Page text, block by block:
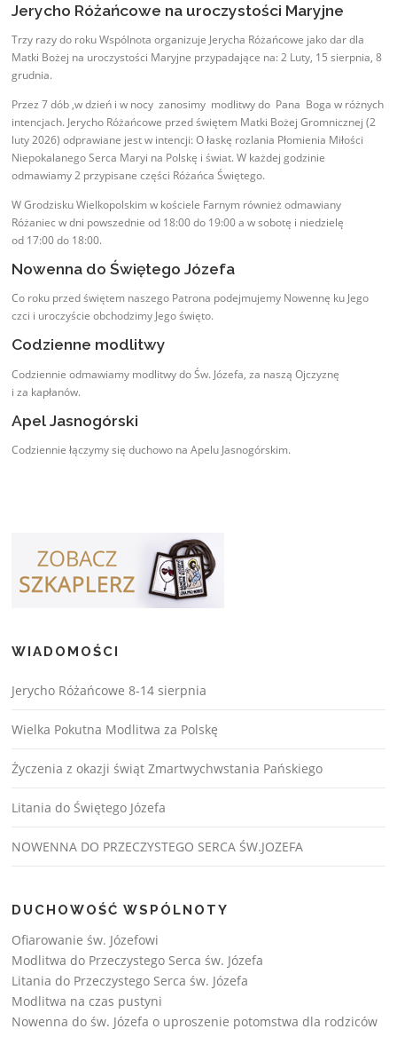
Jerycho Różańcowe na uroczystości Maryjne
Trzy razy do roku Wspólnota organizuje Jerycha Różańcowe jako dar dla
Matki Bożej na uroczystości Maryjne przypadające na: 2 Luty, 15 sierpnia, 8
grudnia.
Przez 7 dób ,w dzień i w nocy zanosimy modlitwy do Pana Boga w różnych
intencjach. Jerycho Różańcowe przed świętem Matki Bożej Gromnicznej (2
luty 2026) odprawiane jest w intencji: O łaskę rozlania Płomienia Miłości
Niepokalanego Serca Maryi na Polskę i świat. W każdej godzinie
odmawiamy 2 przypisane części Różańca Świętego.
W Grodzisku Wielkopolskim w kościele Farnym również odmawiany
Różaniec w dni powszednie od 18:00 do 19:00 a w sobotę i niedzielę
od 17:00 do 18:00.
Nowenna do Świętego Józefa
Co roku przed świętem naszego Patrona podejmujemy Nowennę ku Jego
czci i uroczyście obchodzimy Jego święto.
Codzienne modlitwy
Codziennie odmawiamy modlitwy do Św. Józefa, za naszą Ojczyznę
i za kapłanów.
Apel Jasnogórski
Codziennie łączymy się duchowo na Apelu Jasnogórskim.
WIADOMOŚCI
Jerycho Różańcowe 8-14 sierpnia
Wielka Pokutna Modlitwa za Polskę
Życzenia z okazji świąt Zmartwychwstania Pańskiego
Litania do Świętego Józefa
NOWENNA DO PRZECZYSTEGO SERCA ŚW.JOZEFA
DUCHOWOŚĆ WSPÓLNOTY
Ofiarowanie św. Józefowi
Modlitwa do Przeczystego Serca św. Józefa
Litania do Przeczystego Serca św. Józefa
Modlitwa na czas pustyni
Nowenna do św. Józefa o uproszenie potomstwa dla rodziców